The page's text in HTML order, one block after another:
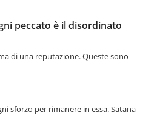
peccato è il disordinato
di una reputazione. Queste sono
sforzo per rimanere in essa. Satana